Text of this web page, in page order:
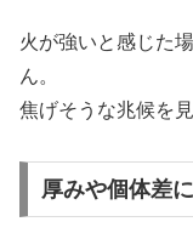
火が強いと感じた
ん。
焦げそうな兆候を
厚みや個体差